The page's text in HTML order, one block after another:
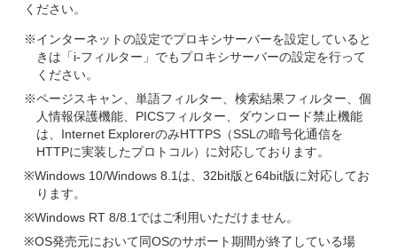
ください。
※インターネットの設定でプロキシサーバーを設定していると
きは「i-フィルター」でもプロキシサーバーの設定を行って
ください。
※ページスキャン、単語フィルター、検索結果フィルター、個
人情報保護機能、PICSフィルター、ダウンロード禁止機能
は、Internet ExplorerのみHTTPS（SSLの暗号化通信を
HTTPに実装したプロトコル）に対応しております。
※Windows 10/Windows 8.1は、32bit版と64bit版に対応してお
ります。
※Windows RT 8/8.1ではご利用いただけません。
※OS発売元において同OSのサポート期間が終了している場